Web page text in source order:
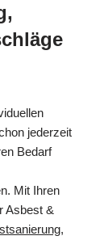
jederzeit
Bedarf
Mit Ihren
Asbest &